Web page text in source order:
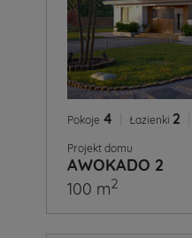
Pokoje 4 Łazienki 2
Projekt domu
AWOKADO 2
100 m2